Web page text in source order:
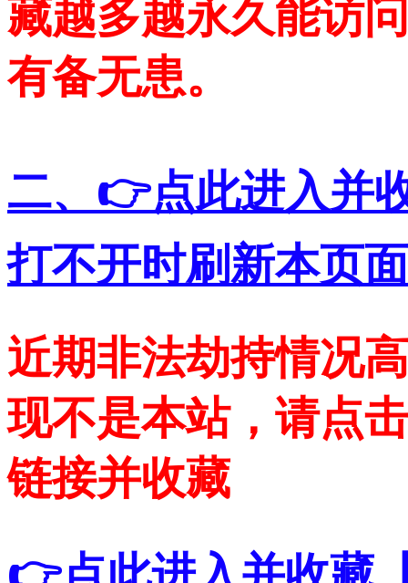
藏越多越永久能访
有备无患。
二、👉点此进入并
打不开时刷新本页
近期非法劫持情况
现不是本站，请点
链接并收藏